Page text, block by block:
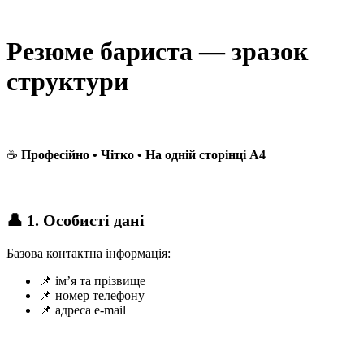
Резюме бариста — зразок
структури
☕ Професійно • Чітко • На одній сторінці A4
👤 1. Особисті дані
Базова контактна інформація:
📌 ім’я та прізвище
📌 номер телефону
📌 адреса e-mail